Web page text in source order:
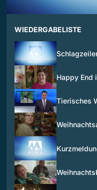
WIEDERGABELISTE
Happy End
Tierisches